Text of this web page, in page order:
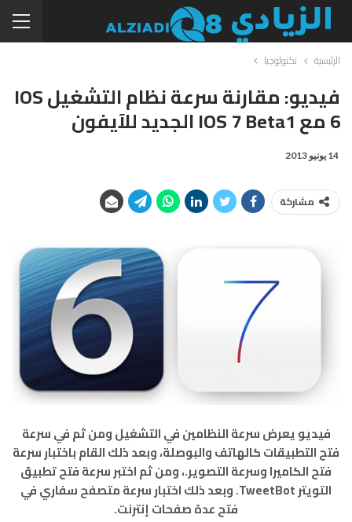
الرئيسية تكنولوجيا
فيديو: مقارنة سرعة نظام التشغيل IOS
6 مع IOS 7 Beta1 الجديد للآيفون
14 يونيو 2013
مشاركة
فيديو يعرض سرعة النظامين في التشغيل ومن ثم في سرعة
فتح التطبيقات كالهاتف والبوصلة، وبعد ذلك القام باختبار سرعة
فتح الكاميرا وسرعة التصوير.، ومن ثم اختبر سرعة فتح تطبيق
التويتر TweetBot. وبعد ذلك اختبار سرعة متصفح سفاري في
فتح عدة صفحات إنترنت.